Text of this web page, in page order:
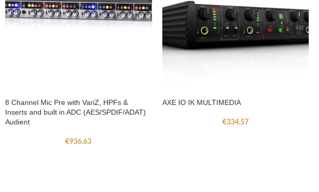
8 Channel Mic Pre with VariZ, HPFs &
Inserts and built in ADC (AES/SPDIF/ADAT)
Audient
€936.63
AXE IO IK MULTIMEDIA
€334.57